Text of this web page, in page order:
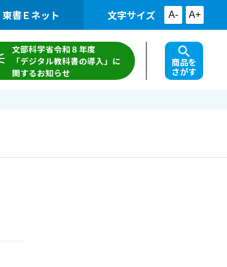
東書Ｅネット 文字サイズ A- A+
文部科学省令和８年度
「デジタル教科書の導入」に
関するお知らせ
商品を
さがす